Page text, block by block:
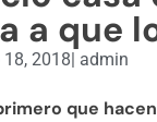
a que
2018 admin
que